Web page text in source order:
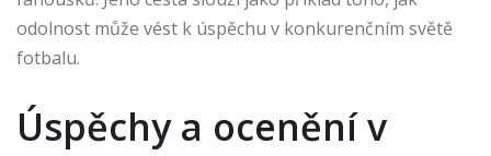
odolnost může vést k úspěchu v konkurenčním světě
fotbalu.
Úspěchy a ocenění v